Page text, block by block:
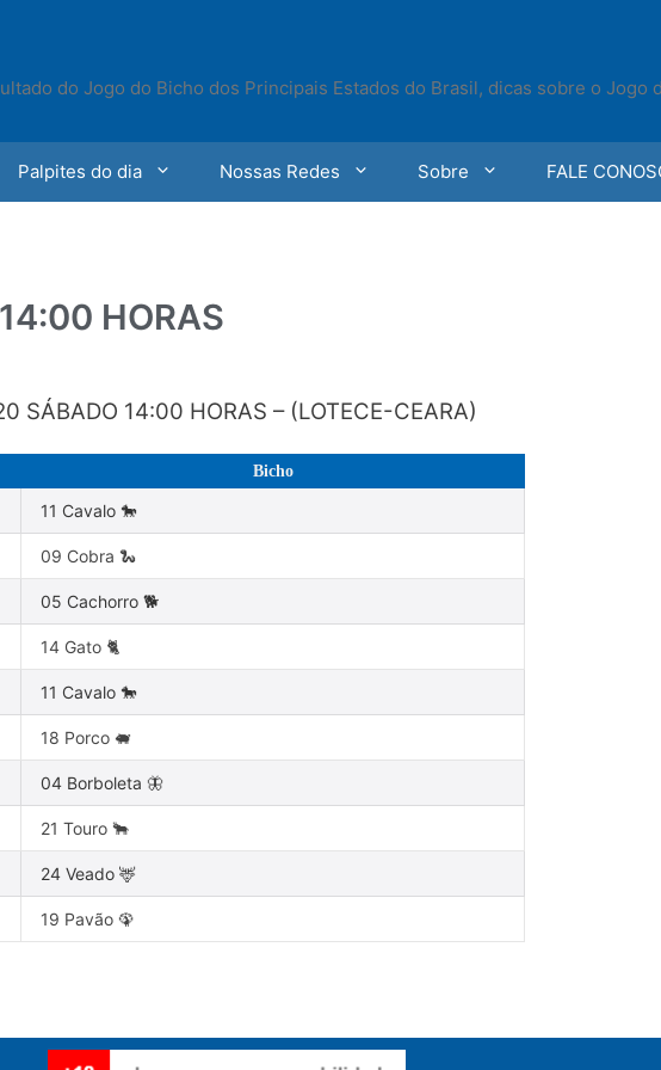
do Jogo do Bicho dos Principais Estados do Brasil, dicas sobre o Jogo
Palpites do dia Nossas Redes Sobre FALE
HORAS
SÁBADO 14:00 HORAS – (LOTECE-CEARA)
Bicho
11 Cavalo 🐎
09 Cobra 🐍
05 Cachorro 🐕
14 Gato 🐈
11 Cavalo 🐎
18 Porco 🐖
04 Borboleta 🦋
21 Touro 🐂
24 Veado 🦌
19 Pavão 🦚